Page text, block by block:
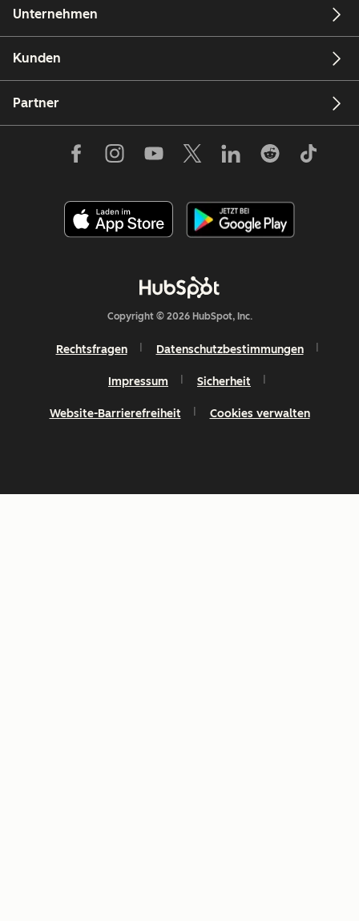
Unternehmen
Kunden
Partner
Copyright © 2026 HubSpot, Inc.
Rechtsfragen Datenschutzbestimmungen
Impressum Sicherheit
Website-Barrierefreiheit Cookies verwalten